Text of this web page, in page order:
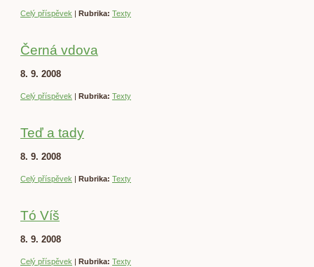
Celý příspěvek | Rubrika: Texty
Černá vdova
8. 9. 2008
Celý příspěvek | Rubrika: Texty
Teď a tady
8. 9. 2008
Celý příspěvek | Rubrika: Texty
Tó Víš
8. 9. 2008
Celý příspěvek | Rubrika: Texty